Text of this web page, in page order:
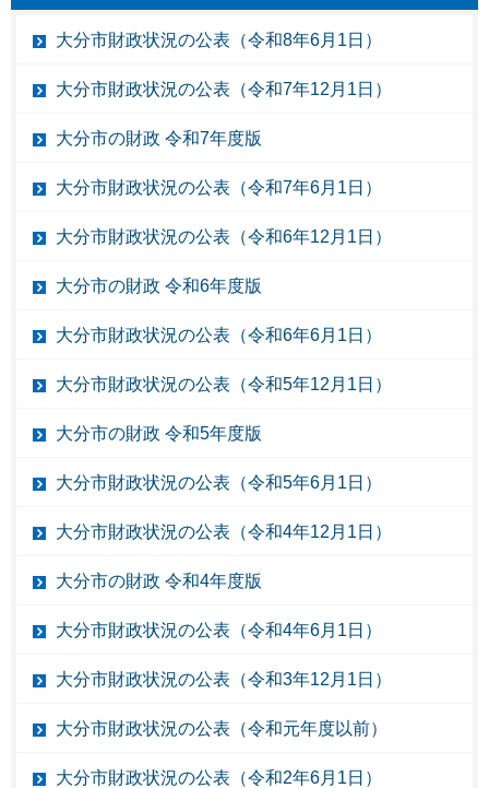
大分市財政状況の公表（令和8年6月1日）
大分市財政状況の公表（令和7年12月1日）
大分市の財政 令和7年度版
大分市財政状況の公表（令和7年6月1日）
大分市財政状況の公表（令和6年12月1日）
大分市の財政 令和6年度版
大分市財政状況の公表（令和6年6月1日）
大分市財政状況の公表（令和5年12月1日）
大分市の財政 令和5年度版
大分市財政状況の公表（令和5年6月1日）
大分市財政状況の公表（令和4年12月1日）
大分市の財政 令和4年度版
大分市財政状況の公表（令和4年6月1日）
大分市財政状況の公表（令和3年12月1日）
大分市財政状況の公表（令和元年度以前）
大分市財政状況の公表（令和2年6月1日）